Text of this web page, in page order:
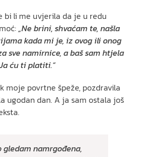
bi li me uvjerila da je u redu
„Ne brini, shvaćam te, našla
kada mi je, iz ovog ili onog
sve namirnice, a baš sam htjela
ću ti platiti.“
moje povrtne špeže, pozdravila
ugodan dan. A ja sam ostala još
gledam namrgođena,